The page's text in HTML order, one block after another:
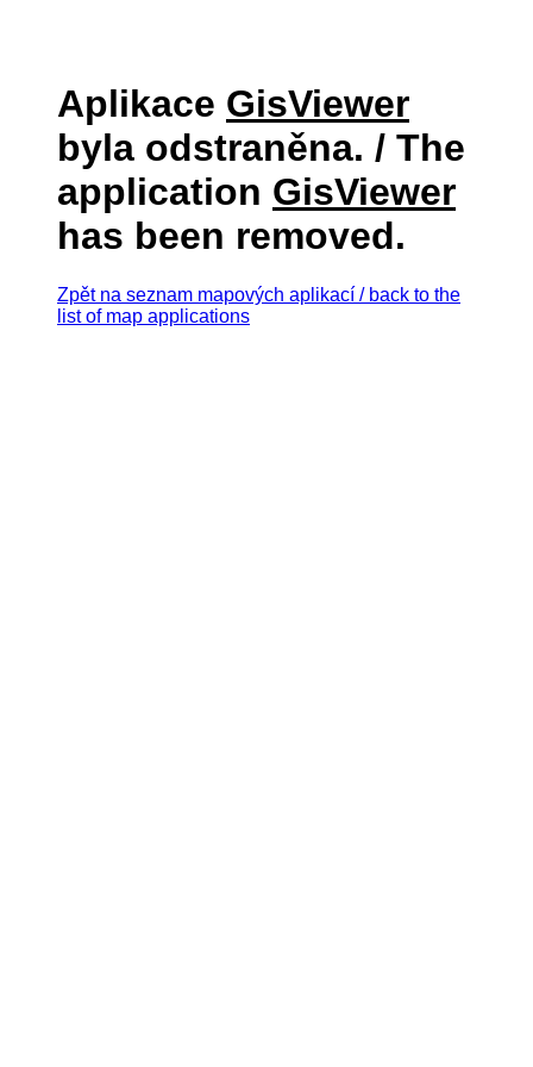
Aplikace GisViewer
byla odstraněna. / The
application GisViewer
has been removed.
Zpět na seznam mapových aplikací / back to the
list of map applications